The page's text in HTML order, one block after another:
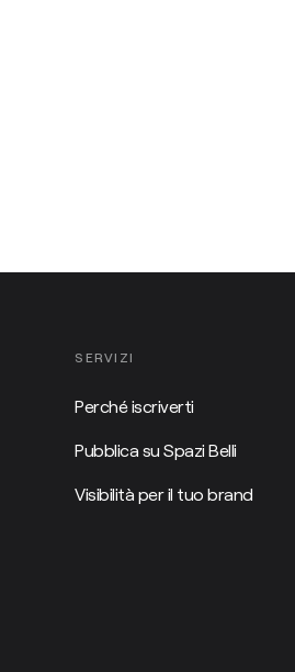
SERVIZI
Perché iscriverti
Pubblica su Spazi Belli
Visibilità per il tuo brand